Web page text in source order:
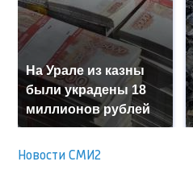
На Урале из казны
были украдены 18
миллионов рублей
Новости СМИ2